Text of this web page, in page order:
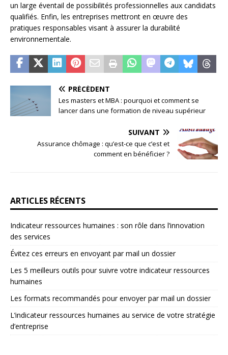
un large éventail de possibilités professionnelles aux candidats
qualifiés. Enfin, les entreprises mettront en œuvre des
pratiques responsables visant à assurer la durabilité
environnementale.
PRÉCÉDENT
Les masters et MBA : pourquoi et comment se
lancer dans une formation de niveau supérieur
SUIVANT
Assurance chômage : qu’est-ce que c’est et
comment en bénéficier ?
ARTICLES RÉCENTS
Indicateur ressources humaines : son rôle dans l’innovation
des services
Évitez ces erreurs en envoyant par mail un dossier
Les 5 meilleurs outils pour suivre votre indicateur ressources
humaines
Les formats recommandés pour envoyer par mail un dossier
L’indicateur ressources humaines au service de votre stratégie
d’entreprise